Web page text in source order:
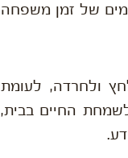
של זמן משפחה
ולחרדה, לעומת
החיים בבית,